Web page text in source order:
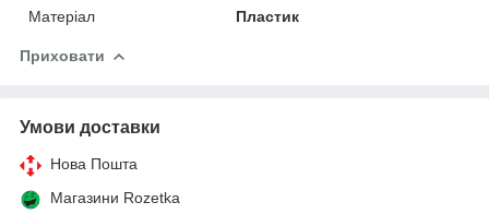
Матеріал
Пластик
Приховати
Умови доставки
Нова Пошта
Магазини Rozetka